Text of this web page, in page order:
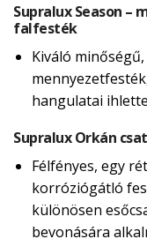
Supralux Season –
falfesték
Kiváló
hangulatai
Supralux Orkán
Félfényes, egy
korróziógátló
különösen
bevonására